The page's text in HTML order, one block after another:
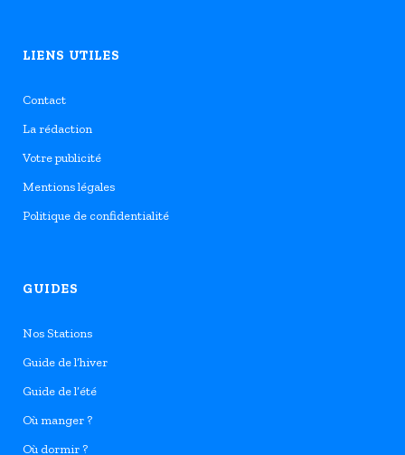
LIENS UTILES
Contact
La rédaction
Votre publicité
Mentions légales
Politique de confidentialité
GUIDES
Nos Stations
Guide de l’hiver
Guide de l’été
Où manger ?
Où dormir ?